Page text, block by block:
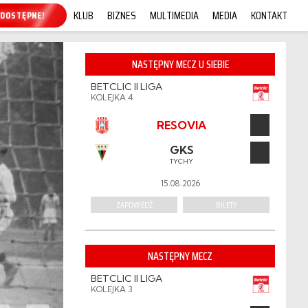
ONLINE! KLUB BIZNES MULTIMEDIA MEDIA KONTAKT
NASTĘPNY MECZ U SIEBIE
BETCLIC II LIGA
KOLEJKA 4
RESOVIA
GKS
TYCHY
15.08.2026
ZAPOWIEDŹ BILETY
NASTĘPNY MECZ
BETCLIC II LIGA
KOLEJKA 3